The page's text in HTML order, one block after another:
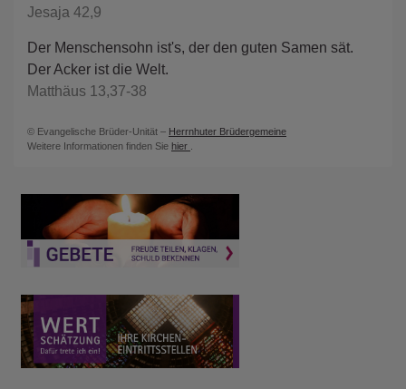
Jesaja 42,9
Der Menschensohn ist's, der den guten Samen sät.
Der Acker ist die Welt.
Matthäus 13,37-38
© Evangelische Brüder-Unität – Herrnhuter Brüdergemeine
Weitere Informationen finden Sie hier .